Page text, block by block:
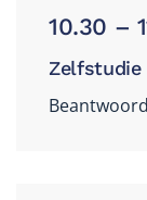
10.30 –
Zelfstudie